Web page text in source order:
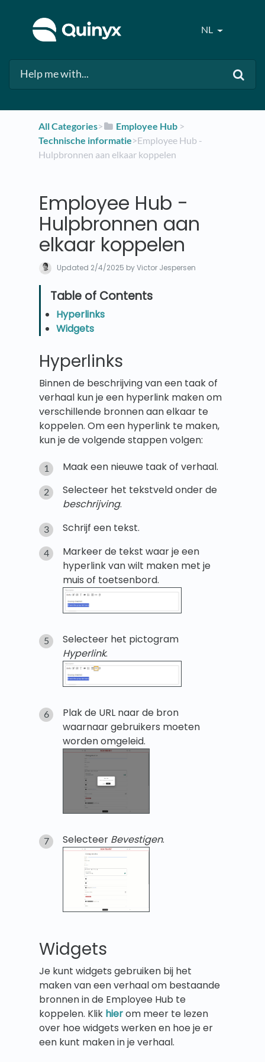
NL
All Categories​>​ ​Employee Hub ​ > ​
Technische informatie​>​ Employee Hub -
Hulpbronnen aan elkaar koppelen
Employee Hub -
Hulpbronnen aan
elkaar koppelen
Updated 2/4/2025 by Victor Jespersen
Hyperlinks
Widgets
Hyperlinks
Binnen de beschrijving van een taak of
verhaal kun je een hyperlink maken om
verschillende bronnen aan elkaar te
koppelen. Om een hyperlink te maken,
kun je de volgende stappen volgen:
Maak een nieuwe taak of verhaal.
Selecteer het tekstveld onder de
beschrijving.
Schrijf een tekst.
Markeer de tekst waar je een
hyperlink van wilt maken met je
muis of toetsenbord.
Selecteer het pictogram
Hyperlink.
Plak de URL naar de bron
waarnaar gebruikers moeten
worden omgeleid.
Selecteer Bevestigen.
Widgets
Je kunt widgets gebruiken bij het
maken van een verhaal om bestaande
bronnen in de Employee Hub te
koppelen. Klik hierom meer te lezen
over hoe widgets werken en hoe je er
een kunt maken in je verhaal.